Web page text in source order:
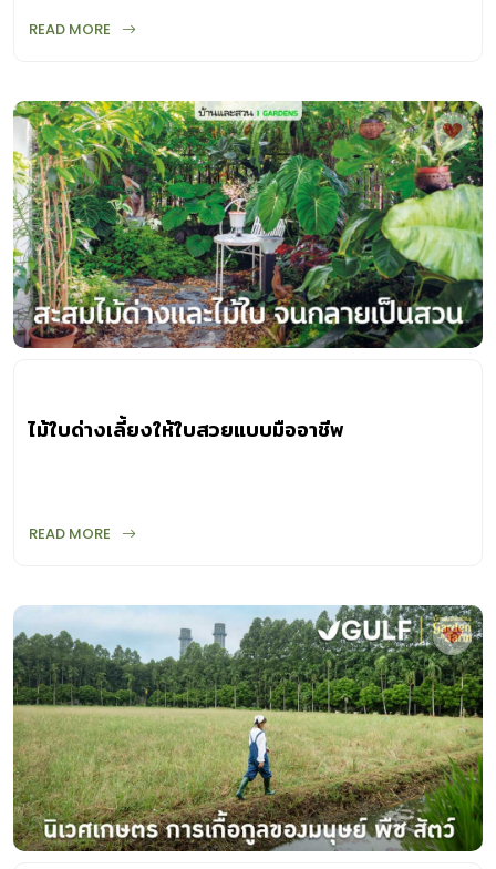
นี้เกี่ยวเนื่องกับฤดูกาล พรรณไม้ในกระแส และความสนุกหลาก
รกร้างใกล้ที่พักเป็นพื้นที่ทำกิจกรรมของลูกๆ เมื่อครั้งที่เริ่มเรียน
ออนไลน์แรกๆ การลงทุนเช่าที่ดินย่านประชาชื่นขนาด 100
ตารางวา หาใช่เพียงแค่จ่ายค่าเช่าแล้วได้สวนครัวปลูกผักปลูก
ต้นไม้เลยไม่ หากแต่ต้องลงแรงนับหนึ่งตั้งแต่ขั้นตอนการเคลียร์
พื้นที่เก็บกวาดวัชพืชในที่ดินรกร้าง จับจอบสร้างแปลงปลูก
สร้างกรีนเฮ้าส์ ก่อนต่อยอดเป็นพื้นที่ให้สร้างรายได้ในอีกทาง
READ MORE
ไม้ใบด่างเลี้ยงให้ใบสวยแบบมืออาชีพ
READ MORE